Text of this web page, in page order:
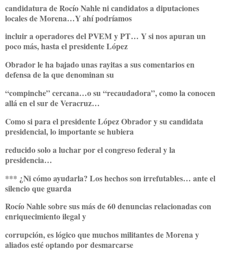
candidatura de Rocío Nahle ni candidatos a diputaciones
locales de Morena…Y ahí podríamos
incluir a operadores del PVEM y PT… Y si nos apuran un
poco más, hasta el presidente López
Obrador le ha bajado unas rayitas a sus comentarios en
defensa de la que denominan su
“compinche” cercana…o su “recaudadora”, como la conocen
allá en el sur de Veracruz…
Como si para el presidente López Obrador y su candidata
presidencial, lo importante se hubiera
reducido solo a luchar por el congreso federal y la
presidencia…
*** ¿Ni cómo ayudarla? Los hechos son irrefutables… ante el
silencio que guarda
Rocío Nahle sobre sus más de 60 denuncias relacionadas con
enriquecimiento ilegal y
corrupción, es lógico que muchos militantes de Morena y
aliados esté optando por desmarcarse